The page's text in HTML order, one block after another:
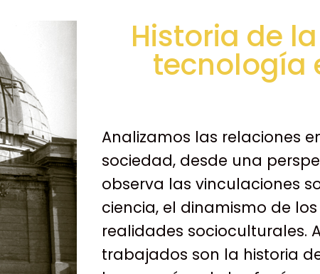
Historia de
tecnología
Analizamos las relaciones
sociedad, desde una
observa las vinculaciones
ciencia, el dinamismo de
realidades socioculturales.
trabajados son la historia